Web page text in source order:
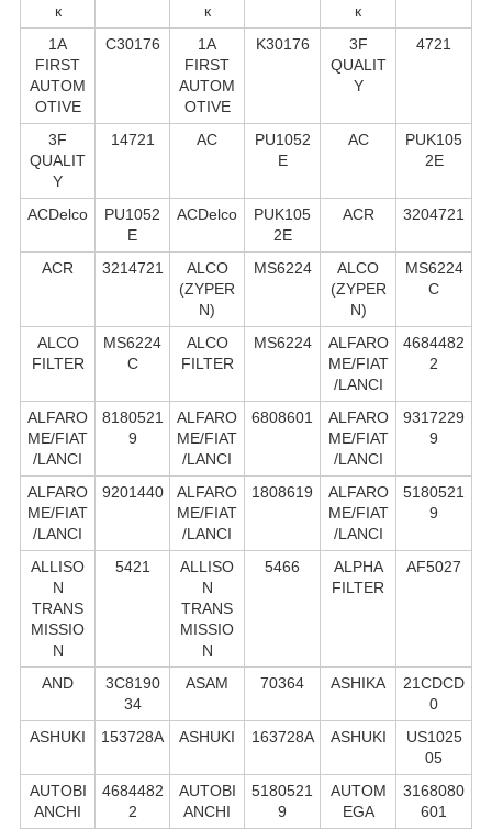
к
к
к
1A
FIRST
AUTOM
OTIVE
C30176
1A
FIRST
AUTOM
OTIVE
K30176
3F
QUALIT
Y
4721
3F
QUALIT
Y
14721 AC
PU1052
E
AC
PUK105
2E
ACDelco
PU1052
E
ACDelco
PUK105
2E
ACR 3204721
ACR 3214721
ALCO
(ZYPER
N)
MS6224
ALCO
(ZYPER
N)
MS6224
C
ALCO
FILTER
MS6224
C
ALCO
FILTER
MS6224
ALFARO
ME/FIAT
/LANCI
4684482
2
ALFARO
ME/FIAT
/LANCI
8180521
9
ALFARO
ME/FIAT
/LANCI
6808601
ALFARO
ME/FIAT
/LANCI
9317229
9
ALFARO
ME/FIAT
/LANCI
9201440
ALFARO
ME/FIAT
/LANCI
1808619
ALFARO
ME/FIAT
/LANCI
5180521
9
ALLISO
N
TRANS
MISSIO
N
5421
ALLISO
N
TRANS
MISSIO
N
5466
ALPHA
FILTER
AF5027
AND
3C8190
34
ASAM 70364 ASHIKA
21CDCD
0
ASHUKI
153728A ASHUKI 163728A ASHUKI
US1025
05
AUTOBI
ANCHI
4684482
2
AUTOBI
ANCHI
5180521
9
AUTOM
EGA
3168080
601